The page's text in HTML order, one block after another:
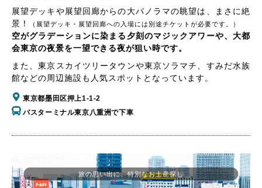
展望デッキや展望回廊からの大パノラマの眺望は、まさに絶
景！
（展望デッキ・展望回廊への入場には別途チケットが必要です。）
空がグラデーションに染まる夕刻のマジックアワーや、大都
会東京の夜景を一望できる夜が狙い時です。
また、東京スカイツリータウンや東京ソラマチ、すみだ水族
館などの周辺施設も人気スポットとなっています。
東京都墨田区押上1-1-2
バスターミナル東京八重洲で下車
旅の思い出に、特別なお土産探し